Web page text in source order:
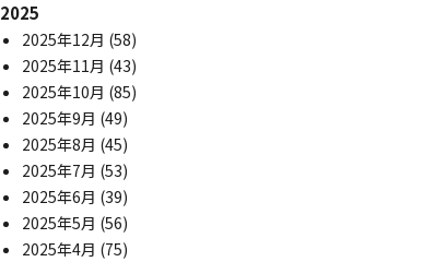
2025
2025年12月 (58)
2025年11月 (43)
2025年10月 (85)
2025年9月 (49)
2025年8月 (45)
2025年7月 (53)
2025年6月 (39)
2025年5月 (56)
2025年4月 (75)